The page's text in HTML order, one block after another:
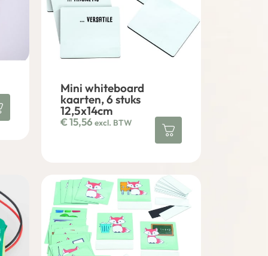
Mini whiteboard
kaarten, 6 stuks
12,5x14cm
€15,56 excl. BTW